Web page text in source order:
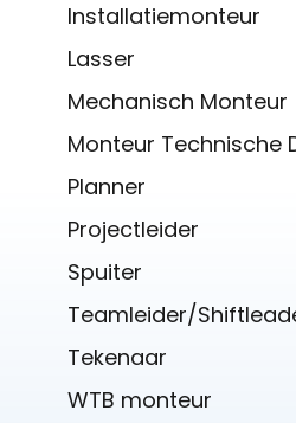
Installatiemonteur
Lasser
Mechanisch Monteur
Monteur Technische
Planner
Projectleider
Spuiter
Teamleider/
Tekenaar
WTB monteur